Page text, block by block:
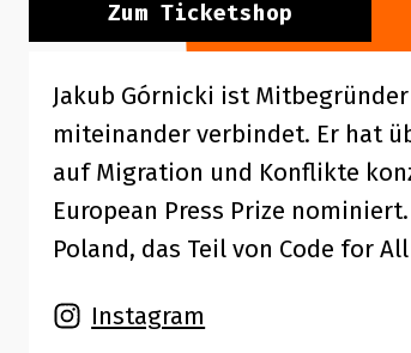
Zum Ticketshop
Jakub Górnicki ist
miteinander verbindet. Er hat
auf Migration und Konflikte
European Press Prize
Poland, das Teil von Code for
Instagram